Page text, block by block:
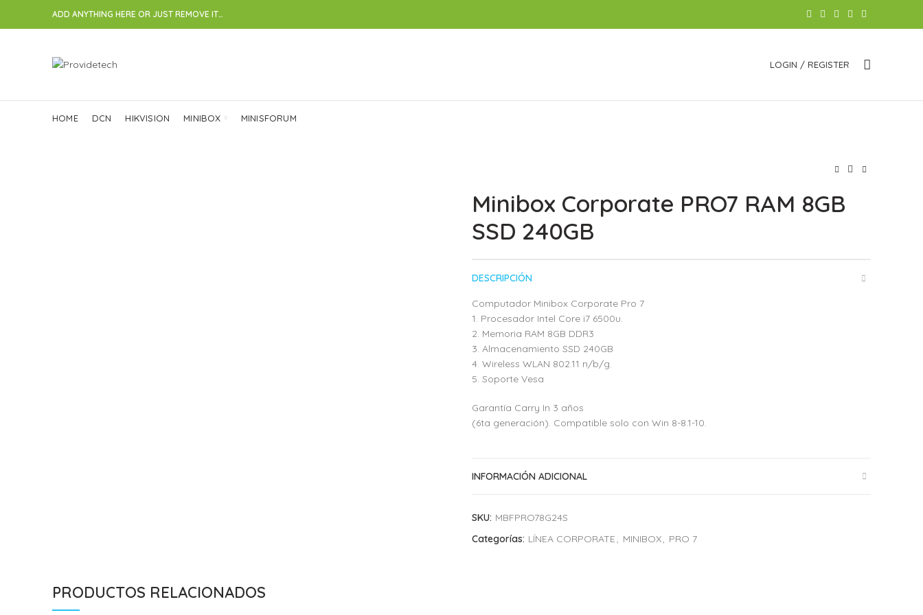
ADD ANYTHING HERE OR JUST REMOVE IT…
LOGIN / REGISTER
HOME DCN HIKVISION MINIBOX MINISFORUM
Minibox Corporate PRO7 RAM 8GB
SSD 240GB
DESCRIPCIÓN
Computador Minibox Corporate Pro 7
1. Procesador Intel Core i7 6500u.
2. Memoria RAM 8GB DDR3
3. Almacenamiento SSD 240GB
4. Wireless WLAN 802.11 n/b/g.
5. Soporte Vesa
Garantía Carry In 3 años
(6ta generación). Compatible solo con Win 8-8.1-10.
INFORMACIÓN ADICIONAL
SKU: MBFPRO78G24S
Categorías: LÍNEA CORPORATE, MINIBOX, PRO 7
PRODUCTOS RELACIONADOS